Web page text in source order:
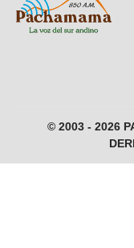
© 2003 - 2026